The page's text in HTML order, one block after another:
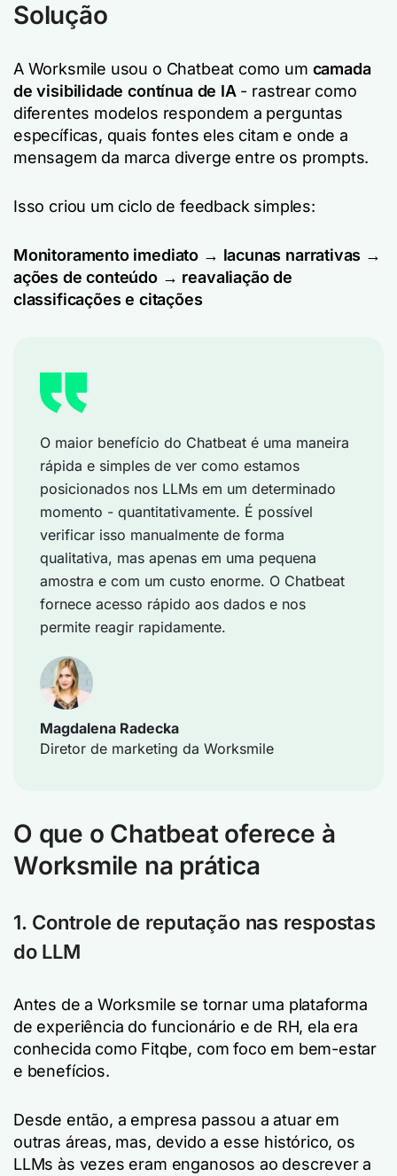
Solução
A Worksmile usou o Chatbeat como um camada
de visibilidade contínua de IA- rastrear como
diferentes modelos respondem a perguntas
específicas, quais fontes eles citam e onde a
mensagem da marca diverge entre os prompts.
Isso criou um ciclo de feedback simples:
Monitoramento imediato → lacunas narrativas →
ações de conteúdo → reavaliação de
classificações e citações
O maior benefício do Chatbeat é uma maneira
rápida e simples de ver como estamos
posicionados nos LLMs em um determinado
momento - quantitativamente. É possível
verificar isso manualmente de forma
qualitativa, mas apenas em uma pequena
amostra e com um custo enorme. O Chatbeat
fornece acesso rápido aos dados e nos
permite reagir rapidamente.
Magdalena Radecka
Diretor de marketing da Worksmile
O que o Chatbeat oferece à
Worksmile na prática
1. Controle de reputação nas respostas
do LLM
Antes de a Worksmile se tornar uma plataforma
de experiência do funcionário e de RH, ela era
conhecida como Fitqbe, com foco em bem-estar
e benefícios.
Desde então, a empresa passou a atuar em
outras áreas, mas, devido a esse histórico, os
LLMs às vezes eram enganosos ao descrever a